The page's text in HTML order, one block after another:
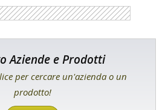
Aziende e Prodotti
per cercare un'azienda o un
prodotto!